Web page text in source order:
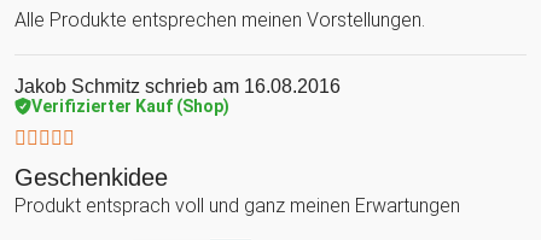
Alle Produkte entsprechen meinen Vorstellungen.
Jakob Schmitz schrieb am 16.08.2016
Verifizierter Kauf (Shop)
Geschenkidee
Produkt entsprach voll und ganz meinen Erwartungen